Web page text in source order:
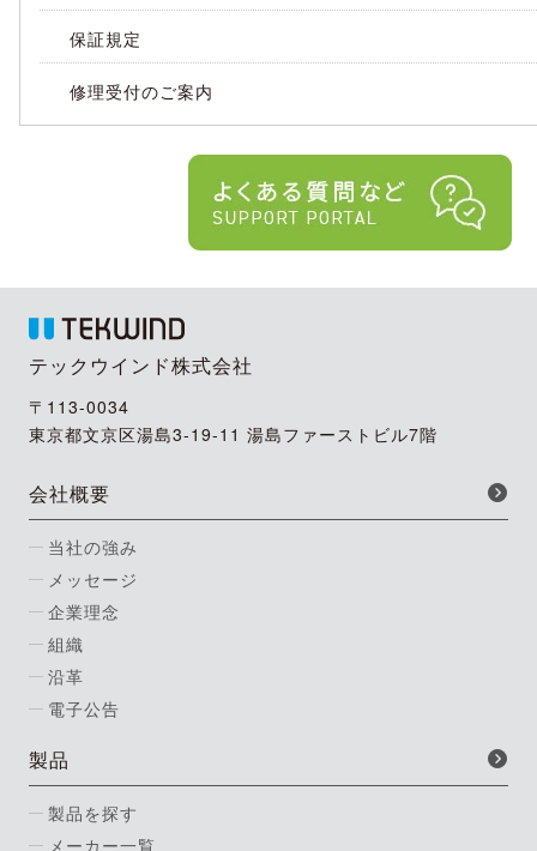
保証規定
修理受付のご案内
テックウインド株式会社
〒113-0034
東京都文京区湯島3-19-11 湯島ファーストビル7階
会社概要
当社の強み
メッセージ
企業理念
組織
沿革
電子公告
製品
製品を探す
メーカー一覧